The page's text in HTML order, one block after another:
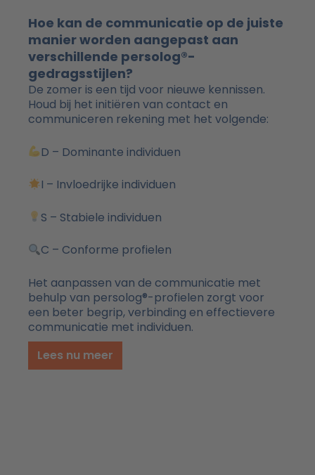
Hoe kan de communicatie op de juiste
manier worden aangepast aan
verschillende persolog®-
gedragsstijlen?
De zomer is een tijd voor nieuwe kennissen.
Houd bij het initiëren van contact en
communiceren rekening met het volgende:
D – Dominante individuen
I – Invloedrijke individuen
S – Stabiele individuen
C – Conforme profielen
Het aanpassen van de communicatie met
behulp van persolog®-profielen zorgt voor
een beter begrip, verbinding en effectievere
communicatie met individuen.
Lees nu meer